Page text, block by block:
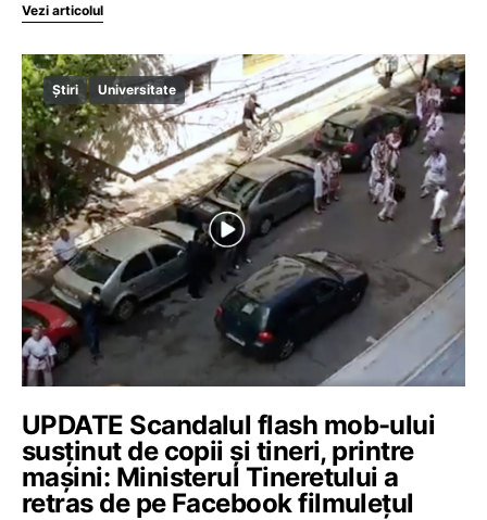
Vezi articolul
Știri Universitate
UPDATE Scandalul flash mob-ului
susținut de copii și tineri, printre
mașini: Ministerul Tineretului a
retras de pe Facebook filmulețul